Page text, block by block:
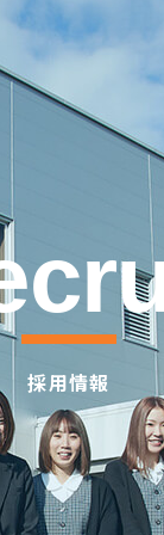
することがござ
採用情報